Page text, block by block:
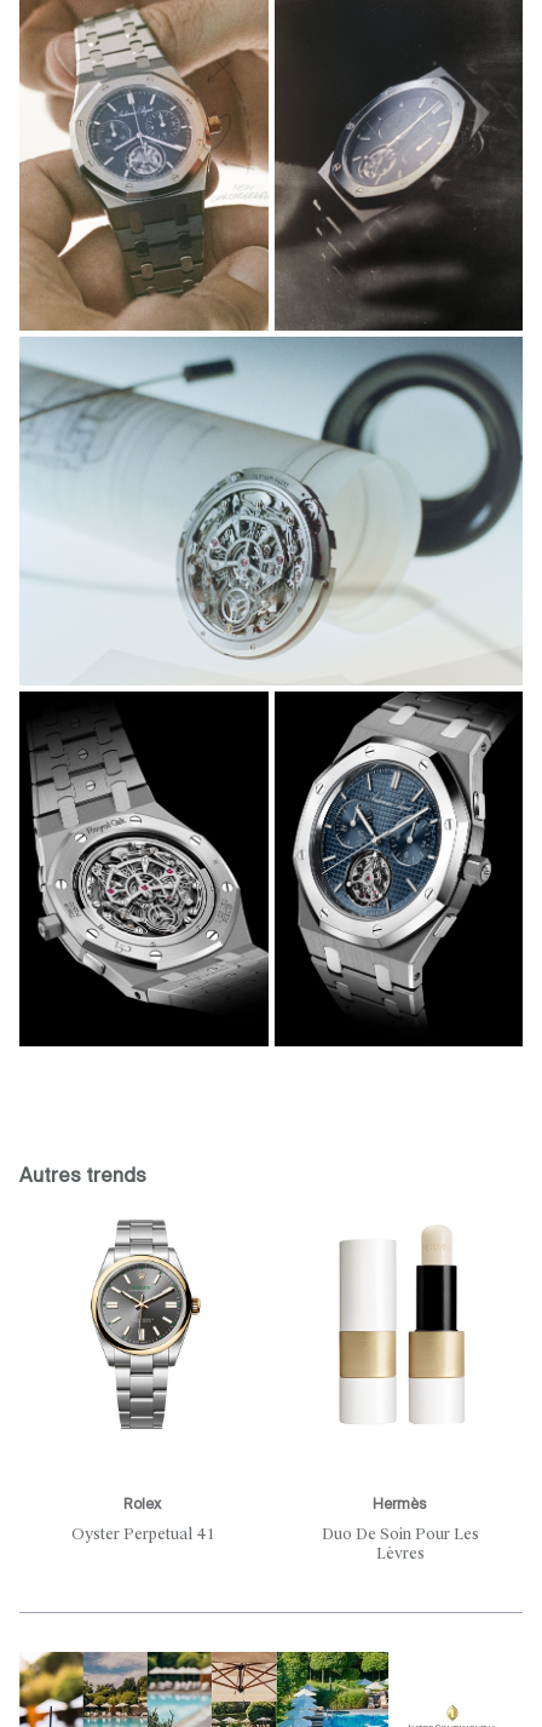
Autres trends
Rolex
Oyster Perpetual 41
Hermès
Duo De Soin Pour Les
Lèvres